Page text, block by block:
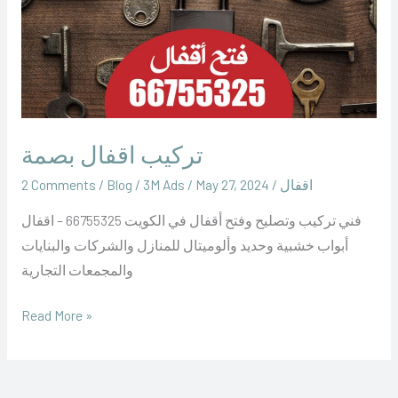
تركيب اقفال بصمة
2 Comments / Blog / / May 27, 2024 / اقفال
فني تركيب وتصليح وفتح أقفال في الكويت 66755325 – اقفال
أبواب خشبية وحديد وألوميتال للمنازل والشركات والبنايات
والمجمعات التجارية
Read More »